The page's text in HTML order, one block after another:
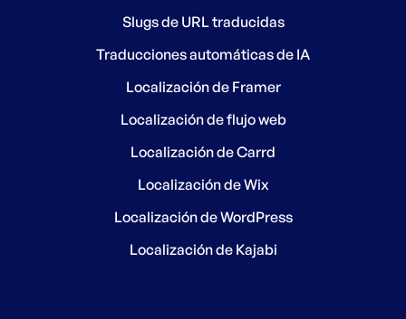
Slugs de URL traducidas
Traducciones automáticas de IA
Localización de Framer
Localización de flujo web
Localización de Carrd
Localización de Wix
Localización de WordPress
Localización de Kajabi